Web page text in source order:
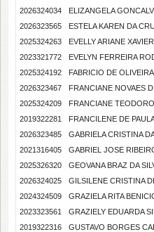
2026324034
ELIZANGELA
2026323565
ESTELA KAREN DA
2025324263
EVELLY ARIANE
2023321772
EVELYN FERREIRA
2025324192
FABRICIO DE
2026323467
FRANCIANE NOVAES
2025324209
FRANCIANE
2019322281
FRANCILENE DE
2026323485
GABRIELA CRISTINA
2021316405
GABRIEL JOSE
2025326320
GEOVANA BRAZ DA
2026324025
GILSILENE CRISTINA
2024324509
GRAZIELA RITA
2023323561
GRAZIELY EDUARDA
2019322316
GUSTAVO BORGES